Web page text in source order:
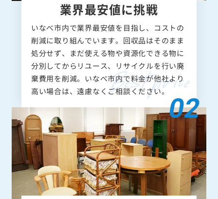
業界最安値に挑戦
いなべ市内で業界最安値を目指し、コストの
削減に取り組んでいます。回収品はそのまま
処分せず、まだ使える物や資源化できる物に
分別してからリユース、リサイクルを行い廃
棄費用を削減。いなべ市内で料金が他社より
高い場合は、遠慮なくご相談ください。